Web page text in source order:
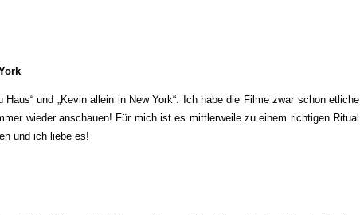
und „Kevin allein in New York“. Ich habe die Filme zwar schon etliche
wieder anschauen! Für mich ist es mittlerweile zu einem richtigen Ritual
und ich liebe es!